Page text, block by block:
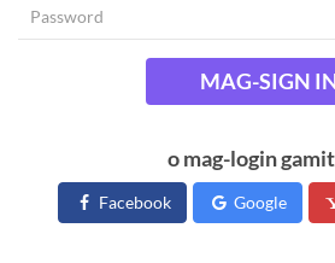
MAG-SIGN
o mag-login
Facebook Google